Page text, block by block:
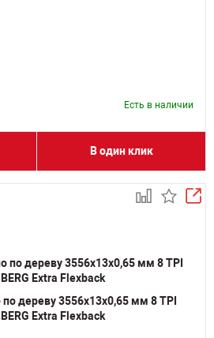
Есть в наличии
В один клик
дереву 3556х13х0,65 мм 8 TPI
Extra Flexback